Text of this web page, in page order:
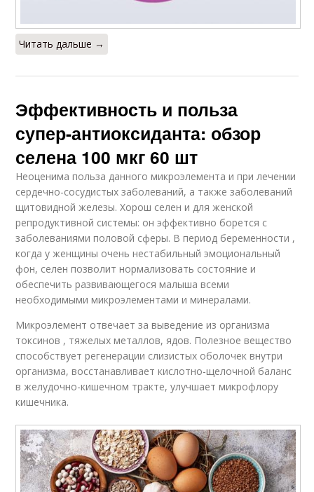
Читать дальше →
Эффективность и польза
супер-антиоксиданта: обзор
селена 100 мкг 60 шт
Неоценима польза данного микроэлемента и при лечении
сердечно-сосудистых заболеваний, а также заболеваний
щитовидной железы. Хорош селен и для женской
репродуктивной системы: он эффективно борется с
заболеваниями половой сферы. В период беременности ,
когда у женщины очень нестабильный эмоциональный
фон, селен позволит нормализовать состояние и
обеспечить развивающегося малыша всеми
необходимыми микроэлементами и минералами.
Микроэлемент отвечает за выведение из организма
токсинов , тяжелых металлов, ядов. Полезное вещество
способствует регенерации слизистых оболочек внутри
организма, восстанавливает кислотно-щелочной баланс
в желудочно-кишечном тракте, улучшает микрофлору
кишечника.